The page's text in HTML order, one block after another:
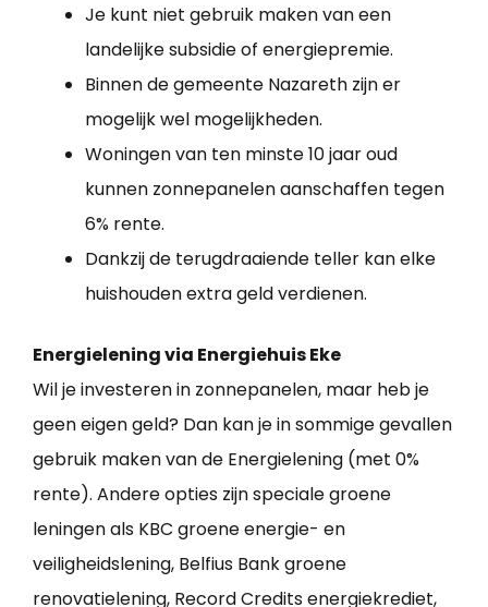
Je kunt niet gebruik maken van een
landelijke subsidie of energiepremie.
Binnen de gemeente Nazareth zijn er
mogelijk wel mogelijkheden.
Woningen van ten minste 10 jaar oud
kunnen zonnepanelen aanschaffen tegen
6% rente.
Dankzij de terugdraaiende teller kan elke
huishouden extra geld verdienen.
Energielening via Energiehuis Eke
Wil je investeren in zonnepanelen, maar heb je
geen eigen geld? Dan kan je in sommige gevallen
gebruik maken van de Energielening (met 0%
rente). Andere opties zijn speciale groene
leningen als KBC groene energie- en
veiligheidslening, Belfius Bank groene
renovatielening, Record Credits energiekrediet,